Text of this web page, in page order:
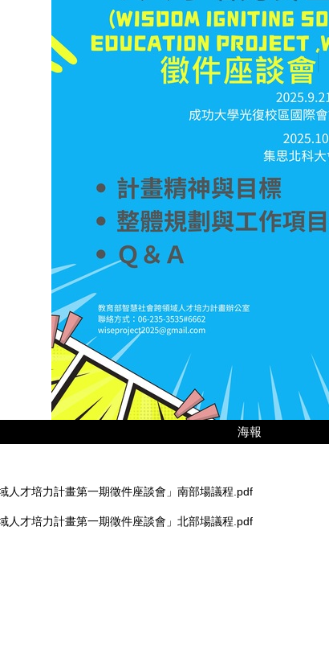
海報
人才培力計畫第一期徵件座談會」南部場議程.pdf
人才培力計畫第一期徵件座談會」北部場議程.pdf